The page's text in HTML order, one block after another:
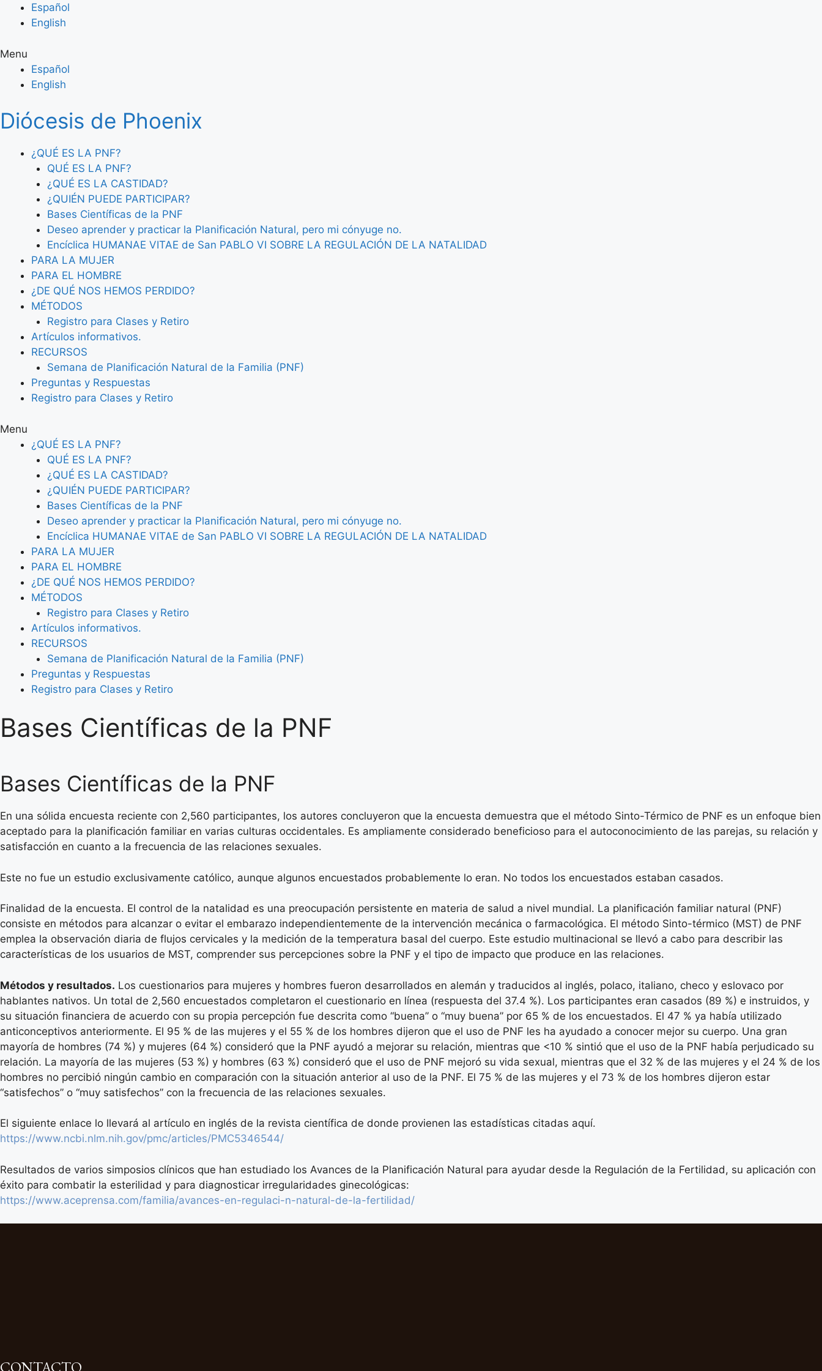
Español
English
Menu
Español
English
Diócesis de Phoenix
¿QUÉ ES LA PNF?
QUÉ ES LA PNF?
¿QUÉ ES LA CASTIDAD?
¿QUIÉN PUEDE PARTICIPAR?
Bases Científicas de la PNF
Deseo aprender y practicar la Planificación Natural, pero mi cónyuge no.
Encíclica HUMANAE VITAE de San PABLO VI SOBRE LA REGULACIÓN DE LA NATALIDAD
PARA LA MUJER
PARA EL HOMBRE
¿DE QUÉ NOS HEMOS PERDIDO?
MÉTODOS
Registro para Clases y Retiro
Artículos informativos.
RECURSOS
Semana de Planificación Natural de la Familia (PNF)
Preguntas y Respuestas
Registro para Clases y Retiro
Menu
¿QUÉ ES LA PNF?
QUÉ ES LA PNF?
¿QUÉ ES LA CASTIDAD?
¿QUIÉN PUEDE PARTICIPAR?
Bases Científicas de la PNF
Deseo aprender y practicar la Planificación Natural, pero mi cónyuge no.
Encíclica HUMANAE VITAE de San PABLO VI SOBRE LA REGULACIÓN DE LA NATALIDAD
PARA LA MUJER
PARA EL HOMBRE
¿DE QUÉ NOS HEMOS PERDIDO?
MÉTODOS
Registro para Clases y Retiro
Artículos informativos.
RECURSOS
Semana de Planificación Natural de la Familia (PNF)
Preguntas y Respuestas
Registro para Clases y Retiro
Bases Científicas de la PNF
Bases Científicas de la PNF
En una sólida encuesta reciente con 2,560 participantes, los autores concluyeron que la encuesta demuestra que el método Sinto-Térmico de PNF es un enfoque bien
aceptado para la planificación familiar en varias culturas occidentales. Es ampliamente considerado beneficioso para el autoconocimiento de las parejas, su relación y
satisfacción en cuanto a la frecuencia de las relaciones sexuales.
Este no fue un estudio exclusivamente católico, aunque algunos encuestados probablemente lo eran. No todos los encuestados estaban casados.
Finalidad de la encuesta. El control de la natalidad es una preocupación persistente en materia de salud a nivel mundial. La planificación familiar natural (PNF)
consiste en métodos para alcanzar o evitar el embarazo independientemente de la intervención mecánica o farmacológica. El método Sinto-térmico (MST) de PNF
emplea la observación diaria de flujos cervicales y la medición de la temperatura basal del cuerpo. Este estudio multinacional se llevó a cabo para describir las
características de los usuarios de MST, comprender sus percepciones sobre la PNF y el tipo de impacto que produce en las relaciones.
Métodos y resultados. Los cuestionarios para mujeres y hombres fueron desarrollados en alemán y traducidos al inglés, polaco, italiano, checo y eslovaco por
hablantes nativos. Un total de 2,560 encuestados completaron el cuestionario en línea (respuesta del 37.4 %). Los participantes eran casados (89 %) e instruidos, y
su situación financiera de acuerdo con su propia percepción fue descrita como “buena” o “muy buena” por 65 % de los encuestados. El 47 % ya había utilizado
anticonceptivos anteriormente. El 95 % de las mujeres y el 55 % de los hombres dijeron que el uso de PNF les ha ayudado a conocer mejor su cuerpo. Una gran
mayoría de hombres (74 %) y mujeres (64 %) consideró que la PNF ayudó a mejorar su relación, mientras que <10 % sintió que el uso de la PNF había perjudicado su
relación. La mayoría de las mujeres (53 %) y hombres (63 %) consideró que el uso de PNF mejoró su vida sexual, mientras que el 32 % de las mujeres y el 24 % de los
hombres no percibió ningún cambio en comparación con la situación anterior al uso de la PNF. El 75 % de las mujeres y el 73 % de los hombres dijeron estar
“satisfechos” o “muy satisfechos” con la frecuencia de las relaciones sexuales.
El siguiente enlace lo llevará al artículo en inglés de la revista científica de donde provienen las estadísticas citadas aquí.
https://www.ncbi.nlm.nih.gov/pmc/articles/PMC5346544/
Resultados de varios simposios clínicos que han estudiado los Avances de la Planificación Natural para ayudar desde la Regulación de la Fertilidad, su aplicación con
éxito para combatir la esterilidad y para diagnosticar irregularidades ginecológicas:
https://www.aceprensa.com/familia/avances-en-regulaci-n-natural-de-la-fertilidad/
CONTACTO